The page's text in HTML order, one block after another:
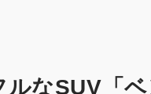
なSUV「ベ